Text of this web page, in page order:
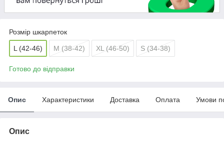
Розмір шкарпеток
L (42-46) M (38-42) XL (46-50) S (34-38)
Готово до відправки
Опис Характеристики Доставка Оплата Умови
Опис